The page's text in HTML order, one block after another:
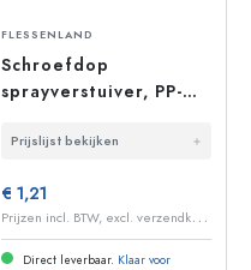
FLESSENLAND
Schroefdop
sprayverstuiver, PP-
opening: 24/410
Prijslijst bekijken
€ 1,21
P
rijzen incl. BTW, excl. verzendkosten
Direct leverbaar. Klaar voor